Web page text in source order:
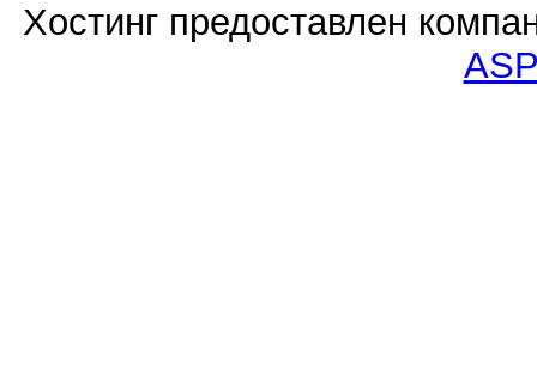
Хостинг предоставлен